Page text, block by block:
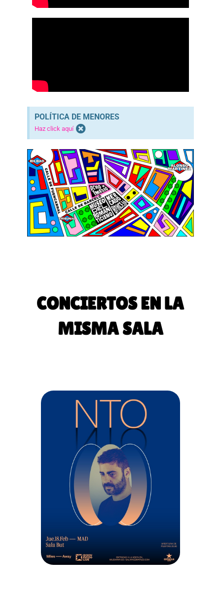
POLÍTICA DE MENORES
Haz click aquí
CONCIERTOS EN LA
MISMA SALA